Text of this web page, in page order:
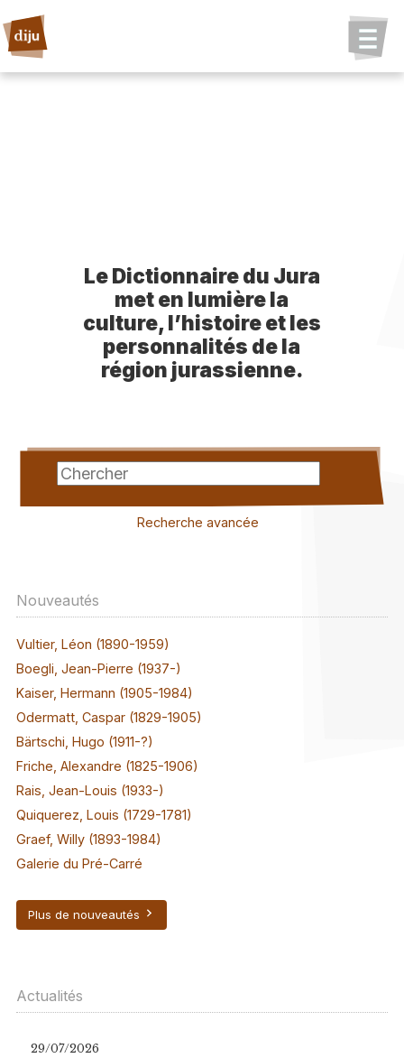
Le Dictionnaire du Jura
met en lumière la
culture, l’histoire et les
personnalités de la
région jurassienne.
Recherche avancée
Nouveautés
Vultier, Léon (1890-1959)
Boegli, Jean-Pierre (1937-)
Kaiser, Hermann (1905-1984)
Odermatt, Caspar (1829-1905)
Bärtschi, Hugo (1911-?)
Friche, Alexandre (1825-1906)
Rais, Jean-Louis (1933-)
Quiquerez, Louis (1729-1781)
Graef, Willy (1893-1984)
Galerie du Pré-Carré
Plus de nouveautés
Actualités
29/07/2026